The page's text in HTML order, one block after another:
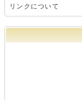
リンクについて